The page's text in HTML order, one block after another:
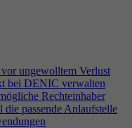
ungewolltem Verlust
bei DENIC verwalten
Rechteinhaber
passende Anlaufstelle